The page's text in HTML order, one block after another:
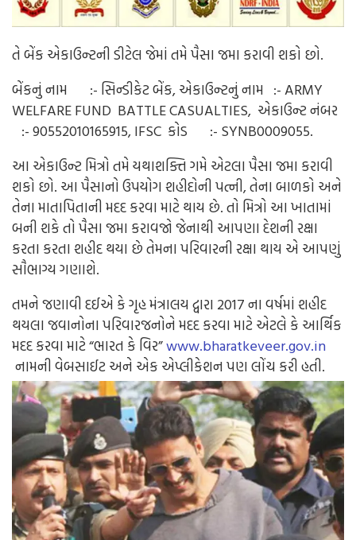
તે બેંક એકાઉન્ટની ડીટેલ જેમાં તમે પૈસા જમા કરાવી શકો છો.
બેંકનું નામ :- સિન્ડીકેટ બેંક,એકાઉન્ટનું નામ :- ARMY
WELFARE FUND BATTLE CASUALTIES, એકાઉન્ટ નંબર
:- 90552010165915,IFSC કોડ :- SYNB0009055.
આ એકાઉન્ટ મિત્રો તમે યથાશક્તિ ગમે એટલા પૈસા જમા કરાવી
શકો છો. આ પૈસાનો ઉપયોગ શહીદોની પત્ની, તેના બાળકો અને
તેના માતાપિતાની મદદ કરવા માટે થાય છે. તો મિત્રો આ ખાતામાં
બની શકે તો પૈસા જમા કરાવજો જેનાથી આપણા દેશની રક્ષા
કરતા કરતા શહીદ થયા છે તેમના પરિવારની રક્ષા થાય એ આપણું
સૌભાગ્ય ગણાશે.
તમને જણાવી દઈએ કે ગૃહ મંત્રાલય દ્વારા 2017 ના વર્ષમાં શહીદ
થયલા જવાનોના પરિવારજનોને મદદ કરવા માટે એટલે કે આર્થિક
મદદ કરવા માટે “ભારત કે વિર”www.bharatkeveer.gov.in
નામની વેબસાઈટ અને એક એપ્લીકેશન પણ લોંચ કરી હતી.